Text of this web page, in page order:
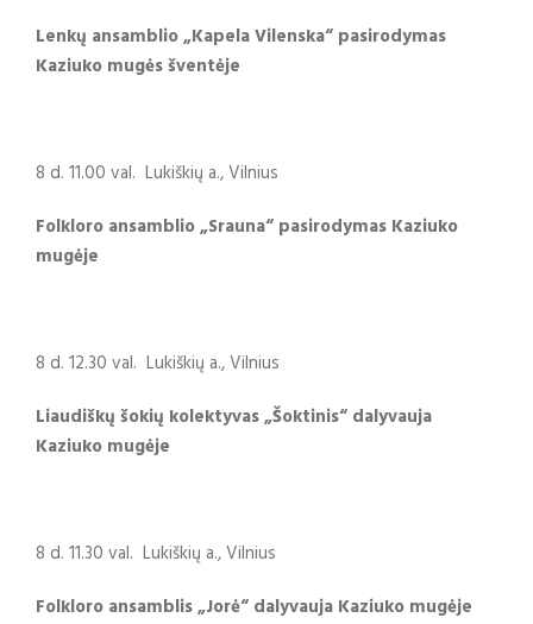
Lenkų ansamblio „Kapela Vilenska“ pasirodymas
Kaziuko mugės šventėje
8 d. 11.00 val. Lukiškių a., Vilnius
Folkloro ansamblio „Srauna“ pasirodymas Kaziuko
mugėje
8 d. 12.30 val. Lukiškių a., Vilnius
Liaudiškų šokių kolektyvas „Šoktinis“ dalyvauja
Kaziuko mugėje
8 d. 11.30 val. Lukiškių a., Vilnius
Folkloro ansamblis „Jorė“ dalyvauja Kaziuko mugėje